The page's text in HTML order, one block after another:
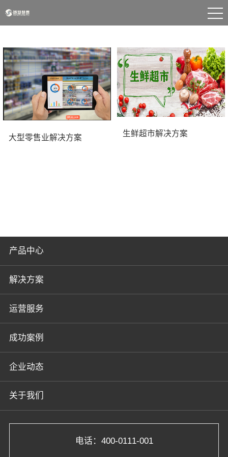
大型零售业解决方案 生鲜超市解决方案
产品中心
解决方案
运营服务
成功案例
企业动态
关于我们
电话：400-0111-001